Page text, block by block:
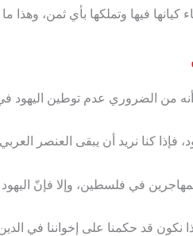
كيانها فيها وتملكها بأي ثمن،
من الضروري عدم توطين اليهود
كنا نريد أن يبقى العنصر العربي
في فلسطين، وإلا فإنّ اليهود
نكون قد حكمنا على إخواننا في